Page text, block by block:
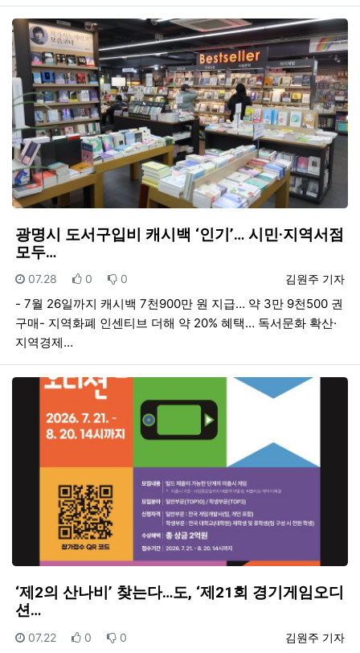
광명시 도서구입비 캐시백 ‘인기’… 시민·지역서점
모두…
등록자
김원주 기자
등록일
07.28 추천
0 비추천
0
- 7월 26일까지 캐시백 7천900만 원 지급… 약 3만 9천500 권
구매- 지역화폐 인센티브 더해 약 20% 혜택… 독서문화 확산·
지역경제…
‘제2의 산나비’ 찾는다…도, ‘제21회 경기게임오디
션…
등록자
김원주 기자
등록일
07.22 추천
0 비추천
0